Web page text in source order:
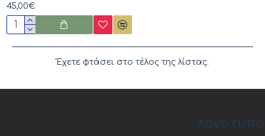
45,00€
Έχετε φτάσει στο τέλος της λίστας.
λογοτυπο